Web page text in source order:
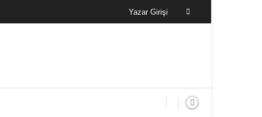
Yazar Girişi